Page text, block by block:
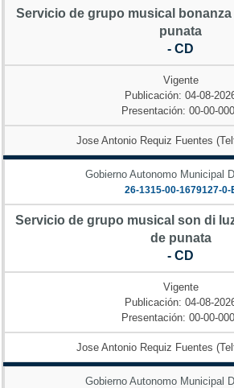
Servicio de grupo musical
punata
- CD
Vigente
Publicación: 04-08-
Presentación: 00-00-
Jose Antonio Requiz Fuentes
Gobierno Autonomo Municipal
26-1315-00-1679127-0-
Servicio de grupo musical son di
de punata
- CD
Vigente
Publicación: 04-08-
Presentación: 00-00-
Jose Antonio Requiz Fuentes
Gobierno Autonomo Municipal